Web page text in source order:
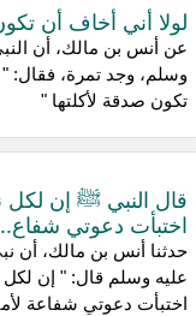
لولا أني أخاف أن
عن أنس بن مالك، أن
وسلم، وجد تمرة، فقال: "
تكون صدقة لأكلتها "
قال النبي ﷺ إن لكل
اختبأت دعوتي
حدثنا أنس بن مالك، أن
عليه وسلم قال: " إن لكل
اختبأت دعوتي شفاعة